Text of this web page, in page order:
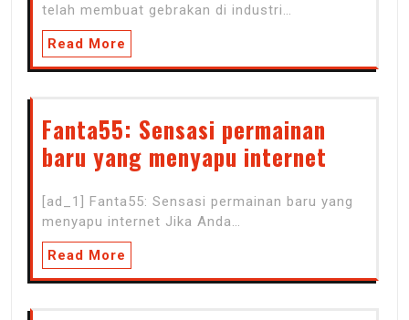
telah membuat gebrakan di industri…
Read More
Fanta55: Sensasi permainan
baru yang menyapu internet
[ad_1] Fanta55: Sensasi permainan baru yang
menyapu internet Jika Anda…
Read More